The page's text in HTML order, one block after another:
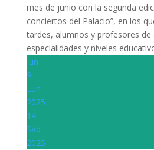
mes de junio con la segunda
conciertos del Palacio”, en los
tardes, alumnos y profesores de
especialidades y niveles
Jun
9
Lun
2025
14
Sáb
2025